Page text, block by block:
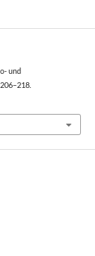
und